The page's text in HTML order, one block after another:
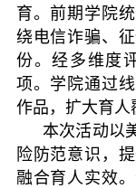
育。前期学院
绕电信诈骗、
份。经多维度
项。学院通过
作品，扩大育人
本次活动以
险防范意识，
融合育人实效